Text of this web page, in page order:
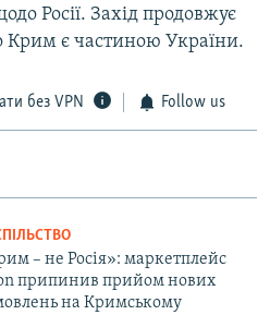
Росії. Захід продовжує
Крим є частиною України.
без VPN Follow us
– не Росія»: маркетплейс
припинив прийом нових
на Кримському